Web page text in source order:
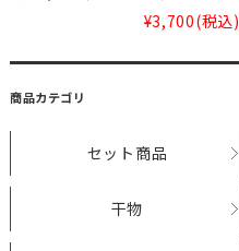
¥3,700(税込)
商品カテゴリ
セット商品
干物